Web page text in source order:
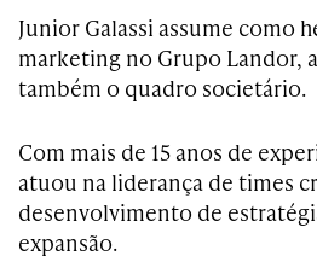
Junior Galassi assume como
marketing no Grupo Landor,
também o quadro societário.
Com mais de 15 anos de
atuou na liderança de times
desenvolvimento de
expansão.